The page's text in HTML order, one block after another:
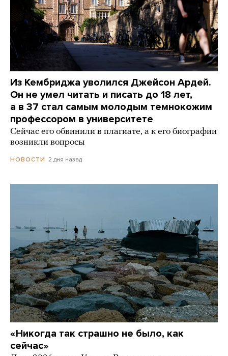
Из Кембриджа уволился Джейсон Ардей.
Он не умел читать и писать до 18 лет,
а в 37 стал самым молодым темнокожим
профессором в университете
Сейчас его обвинили в плагиате, а к его биографии
возникли вопросы
НОВОСТИ 2 дня назад
«Никогда так страшно не было, как
сейчас»